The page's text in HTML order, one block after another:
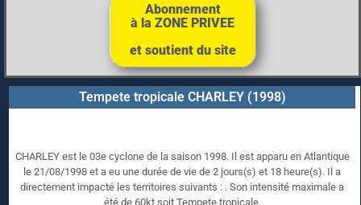
Abonnement
à la ZONE PRIVEE
et soutient du site
Tempete tropicale CHARLEY (1998)
CHARLEY est le 03e cyclone de la saison 1998. Il est apparu en Atlantique
le 21/08/1998 et a eu une durée de vie de 2 jours(s) et 18 heure(s). Il a
directement impacté les territoires suivants : . Son intensité maximale a
été de 60kt soit Tempete tropicale.